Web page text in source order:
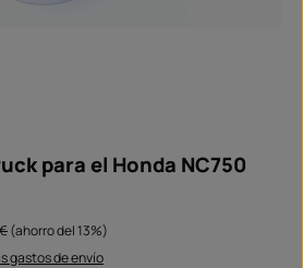
para el Honda NC750
normal:
(ahorro del 13%)
gastos de envío